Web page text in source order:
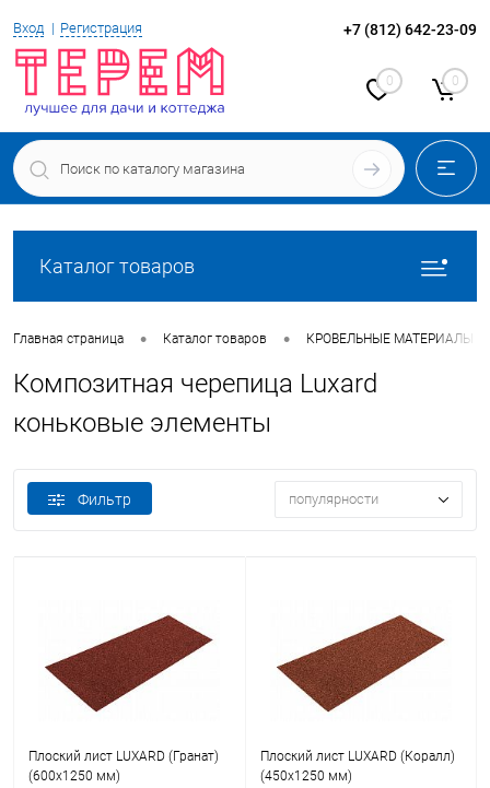
Вход Регистрация +7 (812) 642-23-09
0 0
Каталог товаров
Главная страница • Каталог товаров • КРОВЕЛЬНЫЕ МАТЕРИАЛЫ
Композитная черепица Luxard
коньковые элементы
Фильтр популярности
Плоский лист LUXARD (Гранат)
(600х1250 мм)
Плоский лист LUXARD (Коралл)
(450х1250 мм)